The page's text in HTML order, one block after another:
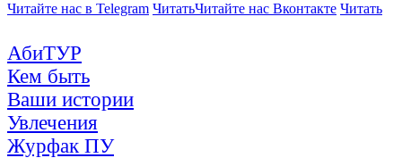
Читайте нас в Telegram ЧитатьЧитайте нас Вконтакте Читать
АбиТУР
Кем быть
Ваши истории
Увлечения
Журфак ПУ